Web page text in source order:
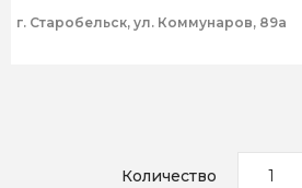
г. Старобельск, ул. Коммунаров, 89а
Количество